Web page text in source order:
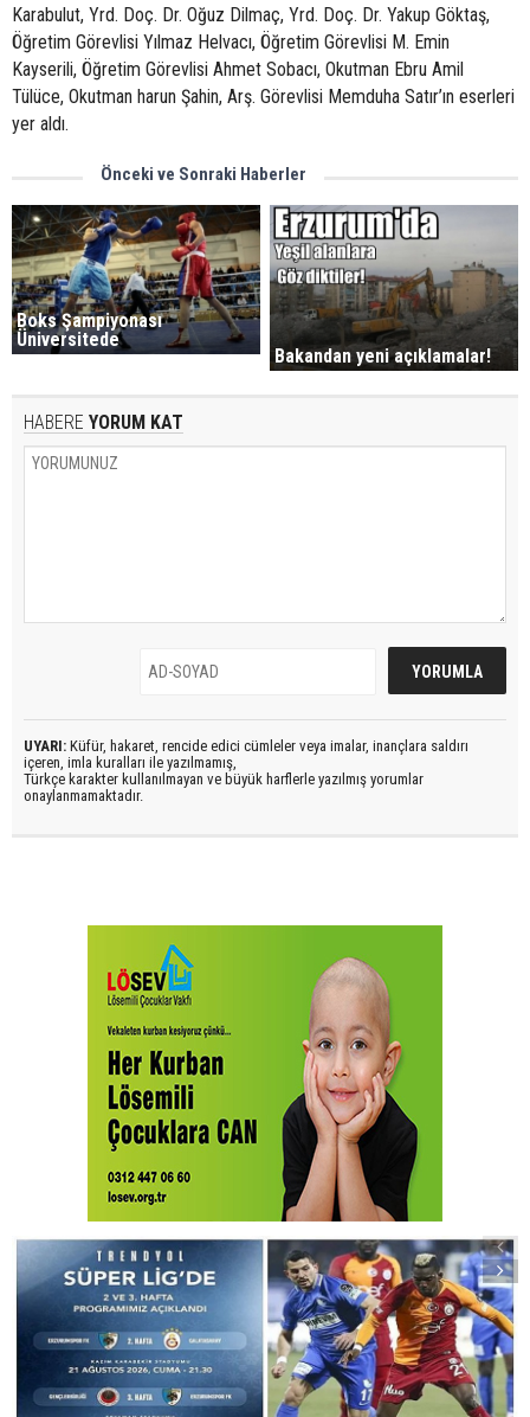
Karabulut, Yrd. Doç. Dr. Oğuz Dilmaç, Yrd. Doç. Dr. Yakup Göktaş,
Öğretim Görevlisi Yılmaz Helvacı, Öğretim Görevlisi M. Emin
Kayserili, Öğretim Görevlisi Ahmet Sobacı, Okutman Ebru Amil
Tülüce, Okutman harun Şahin, Arş. Görevlisi Memduha Satır’ın eserleri
yer aldı.
Önceki ve Sonraki Haberler
Boks Şampiyonası
Üniversitede
Bakandan yeni açıklamalar!
HABERE YORUM KAT
UYARI: Küfür, hakaret, rencide edici cümleler veya imalar, inançlara saldırı
içeren, imla kuralları ile yazılmamış,
Türkçe karakter kullanılmayan ve büyük harflerle yazılmış yorumlar
onaylanmamaktadır.